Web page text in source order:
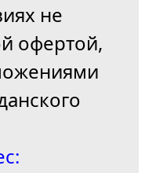
не
офертой,